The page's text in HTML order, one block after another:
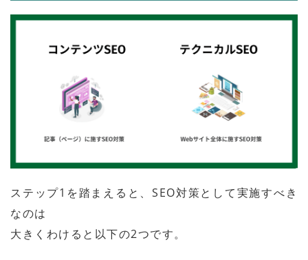
ステップ1を踏まえると、SEO対策として実施すべき
なのは
大きくわけると以下の2つです。